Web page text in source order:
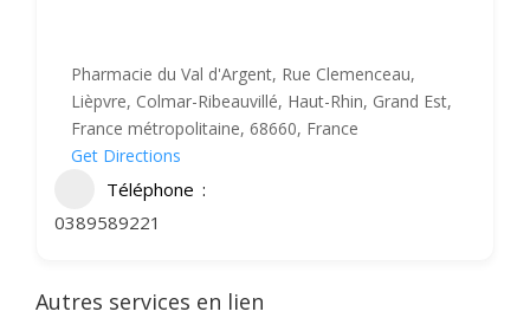
Pharmacie du Val d'Argent, Rue Clemenceau,
Lièpvre, Colmar-Ribeauvillé, Haut-Rhin, Grand Est,
France métropolitaine, 68660, France
Get Directions
Téléphone
0389589221
Autres services en lien